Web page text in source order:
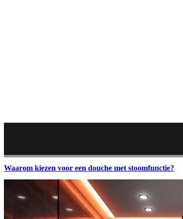
Waarom kiezen voor een douche met stoomfunctie?